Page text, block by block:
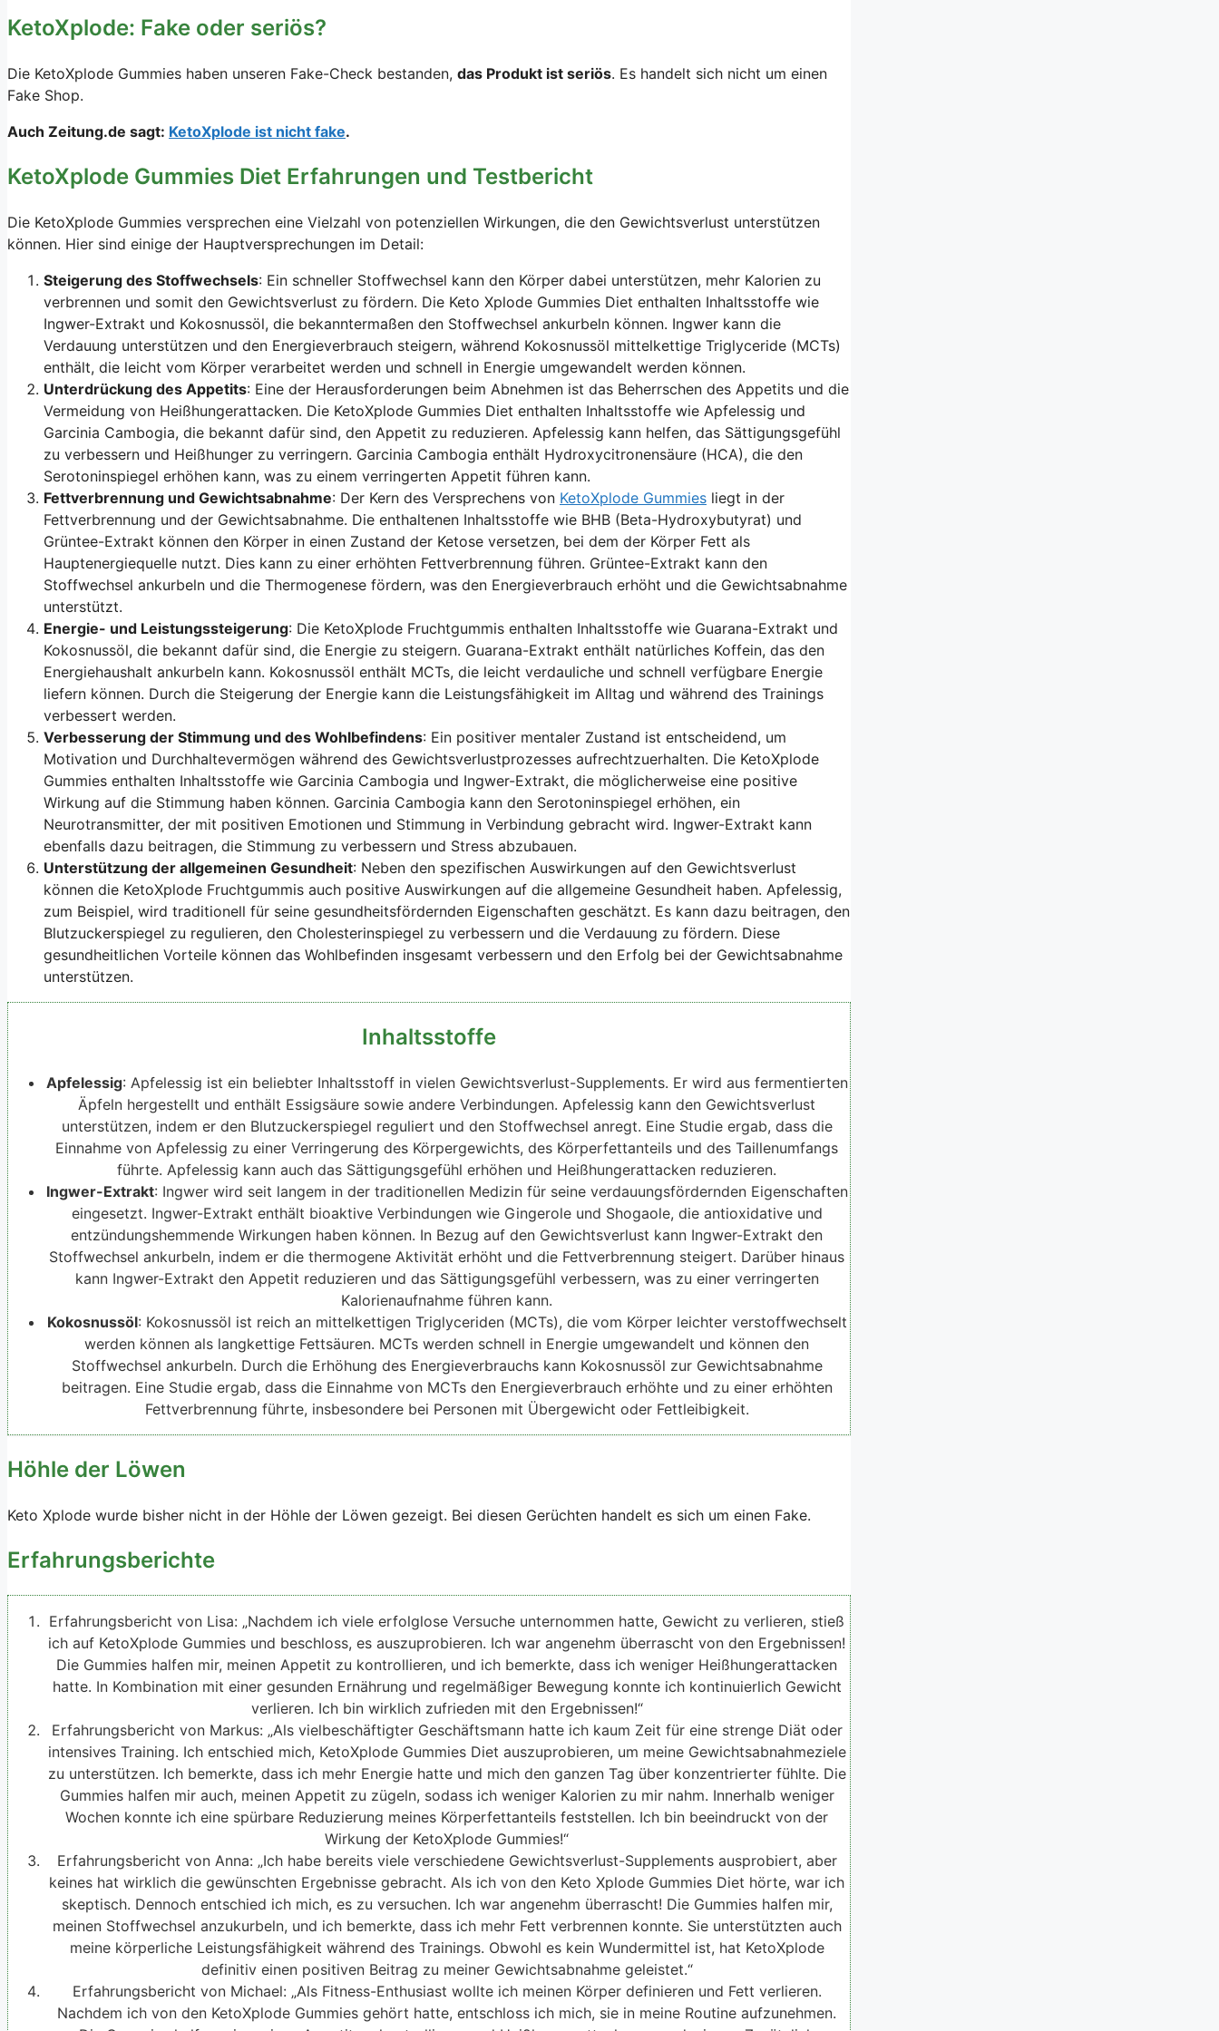
KetoXplode: Fake oder seriös?
Die KetoXplode Gummies haben unseren Fake-Check bestanden, das Produkt ist seriös. Es handelt sich nicht um einen
Fake Shop.
Auch Zeitung.de sagt: KetoXplode ist nicht fake.
KetoXplode Gummies Diet Erfahrungen und Testbericht
Die KetoXplode Gummies versprechen eine Vielzahl von potenziellen Wirkungen, die den Gewichtsverlust unterstützen
können. Hier sind einige der Hauptversprechungen im Detail:
Steigerung des Stoffwechsels: Ein schneller Stoffwechsel kann den Körper dabei unterstützen, mehr Kalorien zu
verbrennen und somit den Gewichtsverlust zu fördern. Die Keto Xplode Gummies Diet enthalten Inhaltsstoffe wie
Ingwer-Extrakt und Kokosnussöl, die bekanntermaßen den Stoffwechsel ankurbeln können. Ingwer kann die
Verdauung unterstützen und den Energieverbrauch steigern, während Kokosnussöl mittelkettige Triglyceride (MCTs)
enthält, die leicht vom Körper verarbeitet werden und schnell in Energie umgewandelt werden können.
Unterdrückung des Appetits: Eine der Herausforderungen beim Abnehmen ist das Beherrschen des Appetits und die
Vermeidung von Heißhungerattacken. Die KetoXplode Gummies Diet enthalten Inhaltsstoffe wie Apfelessig und
Garcinia Cambogia, die bekannt dafür sind, den Appetit zu reduzieren. Apfelessig kann helfen, das Sättigungsgefühl
zu verbessern und Heißhunger zu verringern. Garcinia Cambogia enthält Hydroxycitronensäure (HCA), die den
Serotoninspiegel erhöhen kann, was zu einem verringerten Appetit führen kann.
Fettverbrennung und Gewichtsabnahme: Der Kern des Versprechens von KetoXplode Gummies liegt in der
Fettverbrennung und der Gewichtsabnahme. Die enthaltenen Inhaltsstoffe wie BHB (Beta-Hydroxybutyrat) und
Grüntee-Extrakt können den Körper in einen Zustand der Ketose versetzen, bei dem der Körper Fett als
Hauptenergiequelle nutzt. Dies kann zu einer erhöhten Fettverbrennung führen. Grüntee-Extrakt kann den
Stoffwechsel ankurbeln und die Thermogenese fördern, was den Energieverbrauch erhöht und die Gewichtsabnahme
unterstützt.
Energie- und Leistungssteigerung: Die KetoXplode Fruchtgummis enthalten Inhaltsstoffe wie Guarana-Extrakt und
Kokosnussöl, die bekannt dafür sind, die Energie zu steigern. Guarana-Extrakt enthält natürliches Koffein, das den
Energiehaushalt ankurbeln kann. Kokosnussöl enthält MCTs, die leicht verdauliche und schnell verfügbare Energie
liefern können. Durch die Steigerung der Energie kann die Leistungsfähigkeit im Alltag und während des Trainings
verbessert werden.
Verbesserung der Stimmung und des Wohlbefindens: Ein positiver mentaler Zustand ist entscheidend, um
Motivation und Durchhaltevermögen während des Gewichtsverlustprozesses aufrechtzuerhalten. Die KetoXplode
Gummies enthalten Inhaltsstoffe wie Garcinia Cambogia und Ingwer-Extrakt, die möglicherweise eine positive
Wirkung auf die Stimmung haben können. Garcinia Cambogia kann den Serotoninspiegel erhöhen, ein
Neurotransmitter, der mit positiven Emotionen und Stimmung in Verbindung gebracht wird. Ingwer-Extrakt kann
ebenfalls dazu beitragen, die Stimmung zu verbessern und Stress abzubauen.
Unterstützung der allgemeinen Gesundheit: Neben den spezifischen Auswirkungen auf den Gewichtsverlust
können die KetoXplode Fruchtgummis auch positive Auswirkungen auf die allgemeine Gesundheit haben. Apfelessig,
zum Beispiel, wird traditionell für seine gesundheitsfördernden Eigenschaften geschätzt. Es kann dazu beitragen, den
Blutzuckerspiegel zu regulieren, den Cholesterinspiegel zu verbessern und die Verdauung zu fördern. Diese
gesundheitlichen Vorteile können das Wohlbefinden insgesamt verbessern und den Erfolg bei der Gewichtsabnahme
unterstützen.
Inhaltsstoffe
Apfelessig: Apfelessig ist ein beliebter Inhaltsstoff in vielen Gewichtsverlust-Supplements. Er wird aus fermentierten
Äpfeln hergestellt und enthält Essigsäure sowie andere Verbindungen. Apfelessig kann den Gewichtsverlust
unterstützen, indem er den Blutzuckerspiegel reguliert und den Stoffwechsel anregt. Eine Studie ergab, dass die
Einnahme von Apfelessig zu einer Verringerung des Körpergewichts, des Körperfettanteils und des Taillenumfangs
führte. Apfelessig kann auch das Sättigungsgefühl erhöhen und Heißhungerattacken reduzieren.
Ingwer-Extrakt: Ingwer wird seit langem in der traditionellen Medizin für seine verdauungsfördernden Eigenschaften
eingesetzt. Ingwer-Extrakt enthält bioaktive Verbindungen wie Gingerole und Shogaole, die antioxidative und
entzündungshemmende Wirkungen haben können. In Bezug auf den Gewichtsverlust kann Ingwer-Extrakt den
Stoffwechsel ankurbeln, indem er die thermogene Aktivität erhöht und die Fettverbrennung steigert. Darüber hinaus
kann Ingwer-Extrakt den Appetit reduzieren und das Sättigungsgefühl verbessern, was zu einer verringerten
Kalorienaufnahme führen kann.
Kokosnussöl: Kokosnussöl ist reich an mittelkettigen Triglyceriden (MCTs), die vom Körper leichter verstoffwechselt
werden können als langkettige Fettsäuren. MCTs werden schnell in Energie umgewandelt und können den
Stoffwechsel ankurbeln. Durch die Erhöhung des Energieverbrauchs kann Kokosnussöl zur Gewichtsabnahme
beitragen. Eine Studie ergab, dass die Einnahme von MCTs den Energieverbrauch erhöhte und zu einer erhöhten
Fettverbrennung führte, insbesondere bei Personen mit Übergewicht oder Fettleibigkeit.
Höhle der Löwen
Keto Xplode wurde bisher nicht in der Höhle der Löwen gezeigt. Bei diesen Gerüchten handelt es sich um einen Fake.
Erfahrungsberichte
Erfahrungsbericht von Lisa: „Nachdem ich viele erfolglose Versuche unternommen hatte, Gewicht zu verlieren, stieß
ich auf KetoXplode Gummies und beschloss, es auszuprobieren. Ich war angenehm überrascht von den Ergebnissen!
Die Gummies halfen mir, meinen Appetit zu kontrollieren, und ich bemerkte, dass ich weniger Heißhungerattacken
hatte. In Kombination mit einer gesunden Ernährung und regelmäßiger Bewegung konnte ich kontinuierlich Gewicht
verlieren. Ich bin wirklich zufrieden mit den Ergebnissen!“
Erfahrungsbericht von Markus: „Als vielbeschäftigter Geschäftsmann hatte ich kaum Zeit für eine strenge Diät oder
intensives Training. Ich entschied mich, KetoXplode Gummies Diet auszuprobieren, um meine Gewichtsabnahmeziele
zu unterstützen. Ich bemerkte, dass ich mehr Energie hatte und mich den ganzen Tag über konzentrierter fühlte. Die
Gummies halfen mir auch, meinen Appetit zu zügeln, sodass ich weniger Kalorien zu mir nahm. Innerhalb weniger
Wochen konnte ich eine spürbare Reduzierung meines Körperfettanteils feststellen. Ich bin beeindruckt von der
Wirkung der KetoXplode Gummies!“
Erfahrungsbericht von Anna: „Ich habe bereits viele verschiedene Gewichtsverlust-Supplements ausprobiert, aber
keines hat wirklich die gewünschten Ergebnisse gebracht. Als ich von den Keto Xplode Gummies Diet hörte, war ich
skeptisch. Dennoch entschied ich mich, es zu versuchen. Ich war angenehm überrascht! Die Gummies halfen mir,
meinen Stoffwechsel anzukurbeln, und ich bemerkte, dass ich mehr Fett verbrennen konnte. Sie unterstützten auch
meine körperliche Leistungsfähigkeit während des Trainings. Obwohl es kein Wundermittel ist, hat KetoXplode
definitiv einen positiven Beitrag zu meiner Gewichtsabnahme geleistet.“
Erfahrungsbericht von Michael: „Als Fitness-Enthusiast wollte ich meinen Körper definieren und Fett verlieren.
Nachdem ich von den KetoXplode Gummies gehört hatte, entschloss ich mich, sie in meine Routine aufzunehmen.